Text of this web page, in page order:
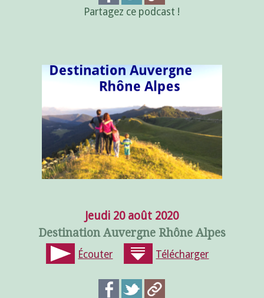
Partagez ce podcast !
Jeudi 20 août 2020
Destination Auvergne Rhône Alpes
Écouter Télécharger